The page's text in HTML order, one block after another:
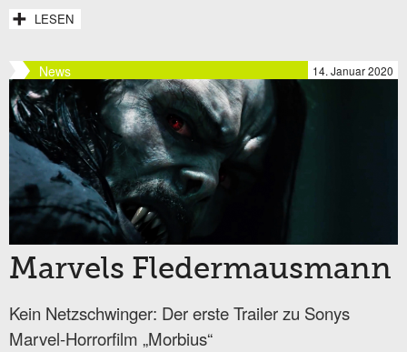
LESEN
News 14. Januar 2020
Marvels Fledermausmann
Kein Netzschwinger: Der erste Trailer zu Sonys
Marvel-Horrorfilm „Morbius“